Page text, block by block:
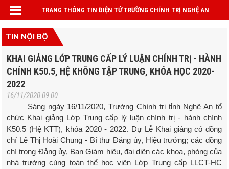
TRANG THÔNG TIN ĐIỆN TỬ TRƯỜNG CHÍNH TRỊ NGHỆ AN
TIN NỘI BỘ
KHAI GIẢNG LỚP TRUNG CẤP LÝ LUẬN CHÍNH TRỊ - HÀNH
CHÍNH K50.5, HỆ KHÔNG TẬP TRUNG, KHÓA HỌC 2020-
2022
16/11/2020 09:00
Sáng ngày 16/11/2020, Trường Chính trị tỉnh Nghệ An tổ
chức Khai giảng Lớp Trung cấp lý luận chính trị - hành chính
K50.5 (Hệ KTT), khóa 2020 - 2022. Dự Lễ Khai giảng có đồng
chí Lê Thị Hoài Chung - Bí thư Đảng ủy, Hiệu trưởng; các đồng
chí trong Đảng ủy, Ban Giám hiệu, đại diện các khoa, phòng của
nhà trường cùng toàn thể học viên Lớp Trung cấp LLCT-HC